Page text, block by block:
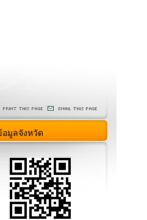
อมูลจังหวัด